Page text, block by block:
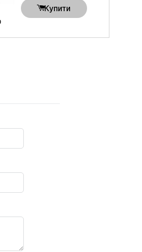
Купити